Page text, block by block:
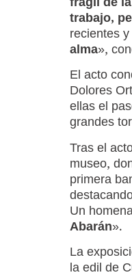
frágil de
trabajo,
recientes
alma»,
El acto
Dolores
ellas el
grandes
Tras el
museo,
primera
Un
Abarán».
La
la edil de